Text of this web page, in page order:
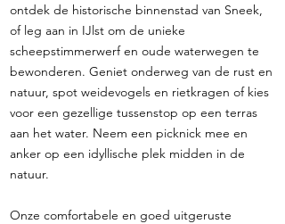
ontdek de historische binnenstad van Sneek,
of leg aan in IJlst om de unieke
scheepstimmerwerf en oude waterwegen te
bewonderen. Geniet onderweg van de rust en
natuur, spot weidevogels en rietkragen of kies
voor een gezellige tussenstop op een terras
aan het water. Neem een picknick mee en
anker op een idyllische plek midden in de
natuur.
Onze comfortabele en goed uitgeruste